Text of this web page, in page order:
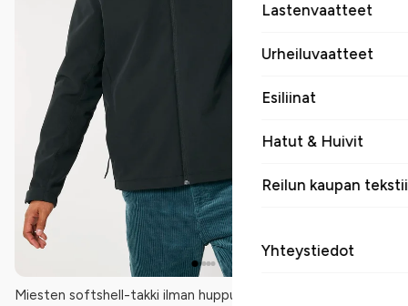
Lastenvaatteet
Urheiluvaatteet
Esiliinat
Hatut & Huivit
Reilun kaupan
Yhteystiedot
Miesten softshell-takki ilman huppua. Materiaalina on 94 %